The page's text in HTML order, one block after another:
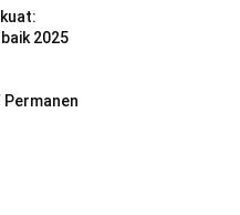
2025
Permanen